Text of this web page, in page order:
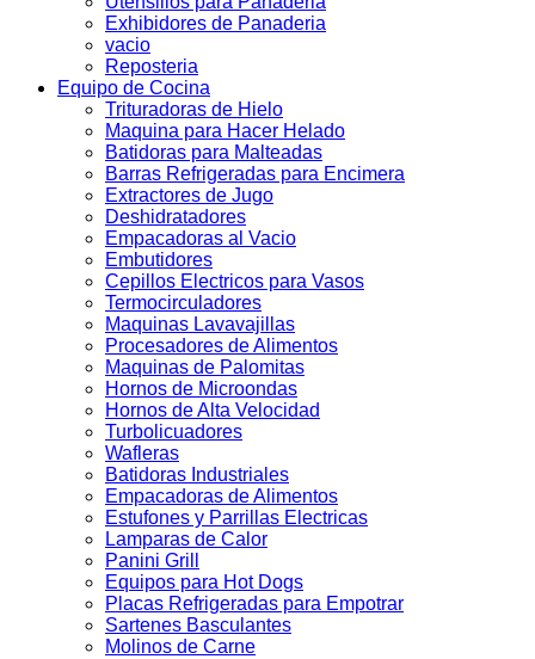
Exhibidores de Panaderia
vacio
Reposteria
Equipo de Cocina
Trituradoras de Hielo
Maquina para Hacer Helado
Batidoras para Malteadas
Barras Refrigeradas para Encimera
Extractores de Jugo
Deshidratadores
Empacadoras al Vacio
Embutidores
Cepillos Electricos para Vasos
Termocirculadores
Maquinas Lavavajillas
Procesadores de Alimentos
Maquinas de Palomitas
Hornos de Microondas
Hornos de Alta Velocidad
Turbolicuadores
Wafleras
Batidoras Industriales
Empacadoras de Alimentos
Estufones y Parrillas Electricas
Lamparas de Calor
Panini Grill
Equipos para Hot Dogs
Placas Refrigeradas para Empotrar
Sartenes Basculantes
Molinos de Carne